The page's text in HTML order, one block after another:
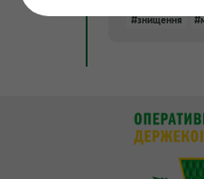
#знищення